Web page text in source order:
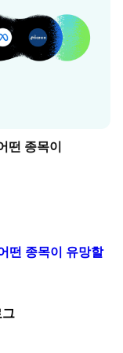
떤 종목이
떤 종목이 유망할